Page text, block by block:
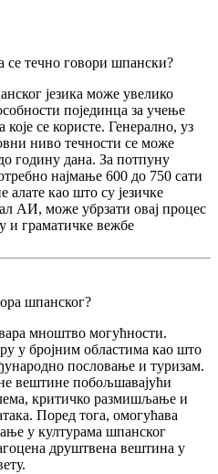
се течно говори шпански?
језика може увелико
појединца за учење
се користе. Генерално, уз
ниво течности се може
годину дана. За потпуну
најмање 600 до 750 сати
као што су језичке
АИ, може убрзати овај процес
и граматичке вежбе
шпанског?
мноштво могућности.
у бројним областима као што
пословање и туризам.
вештине побољшавајући
критичко размишљање и
Поред тога, омогућава
у културама шпанског
друштвена вештина у